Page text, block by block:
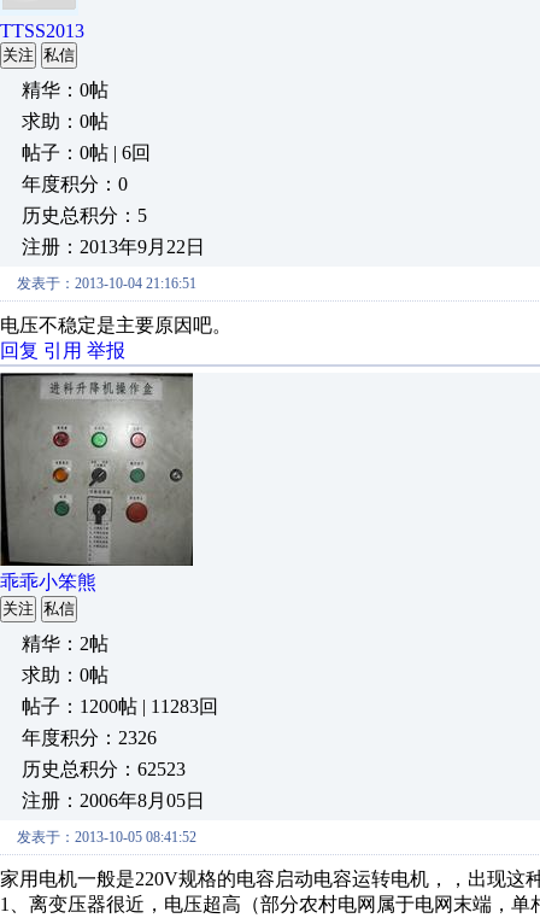
TTSS2013
关注 私信
精华：0帖
求助：0帖
帖子：0帖 | 6回
年度积分：0
历史总积分：5
注册：2013年9月22日
发表于：2013-10-04 21:16:51
电压不稳定是主要原因吧。
回复 引用 举报
乖乖小笨熊
关注 私信
精华：2帖
求助：0帖
帖子：1200帖 | 11283回
年度积分：2326
历史总积分：62523
注册：2006年8月05日
发表于：2013-10-05 08:41:52
家用电机一般是220V规格的电容启动电容运转电机，，出现这
1、离变压器很近，电压超高（部分农村电网属于电网末端，